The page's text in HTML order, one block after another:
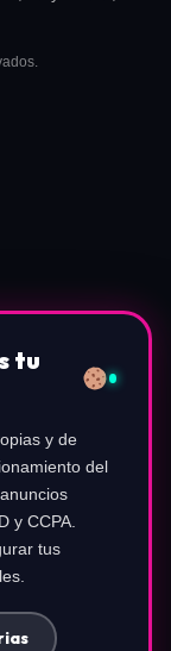
tu
y de
del
y CCPA.
tus